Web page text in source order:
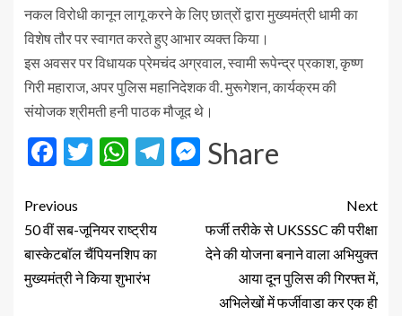
नकल विरोधी कानून लागू करने के लिए छात्रों द्वारा मुख्यमंत्री धामी का
विशेष तौर पर स्वागत करते हुए आभार व्यक्त किया।
इस अवसर पर विधायक प्रेमचंद अग्रवाल, स्वामी रूपेन्द्र प्रकाश, कृष्ण
गिरी महाराज, अपर पुलिस महानिदेशक वी. मुरूगेशन, कार्यक्रम की
संयोजक श्रीमती हनी पाठक मौजूद थे।
Facebook
Twitter
WhatsApp
Telegram
Messenger
Share
Previous
50 वीं सब-जूनियर राष्ट्रीय
बास्केटबॉल चैंपियनशिप का
मुख्यमंत्री ने किया शुभारंभ
Next
फर्जी तरीके से UKSSSC की परीक्षा
देने की योजना बनाने वाला अभियुक्त
आया दून पुलिस की गिरफ्त में,
अभिलेखों में फर्जीवाडा कर एक ही